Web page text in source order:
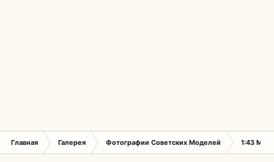
Главная Галерея Фотографии Советских Моделей 1:43